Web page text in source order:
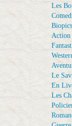
Les
Biopics
Action
Le
En
Les